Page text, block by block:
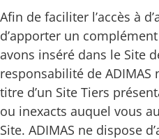
Afin de faciliter l’accès à
d’apporter un
avons inséré dans le Site
responsabilité de ADIMAS
titre d’un Site Tiers
ou inexacts auquel vous
Site. ADIMAS ne dispose